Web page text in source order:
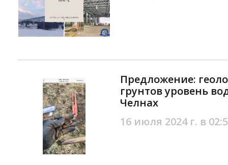
Предложение:
грунтов уровень
Челнах
16 июля 2024 г. в